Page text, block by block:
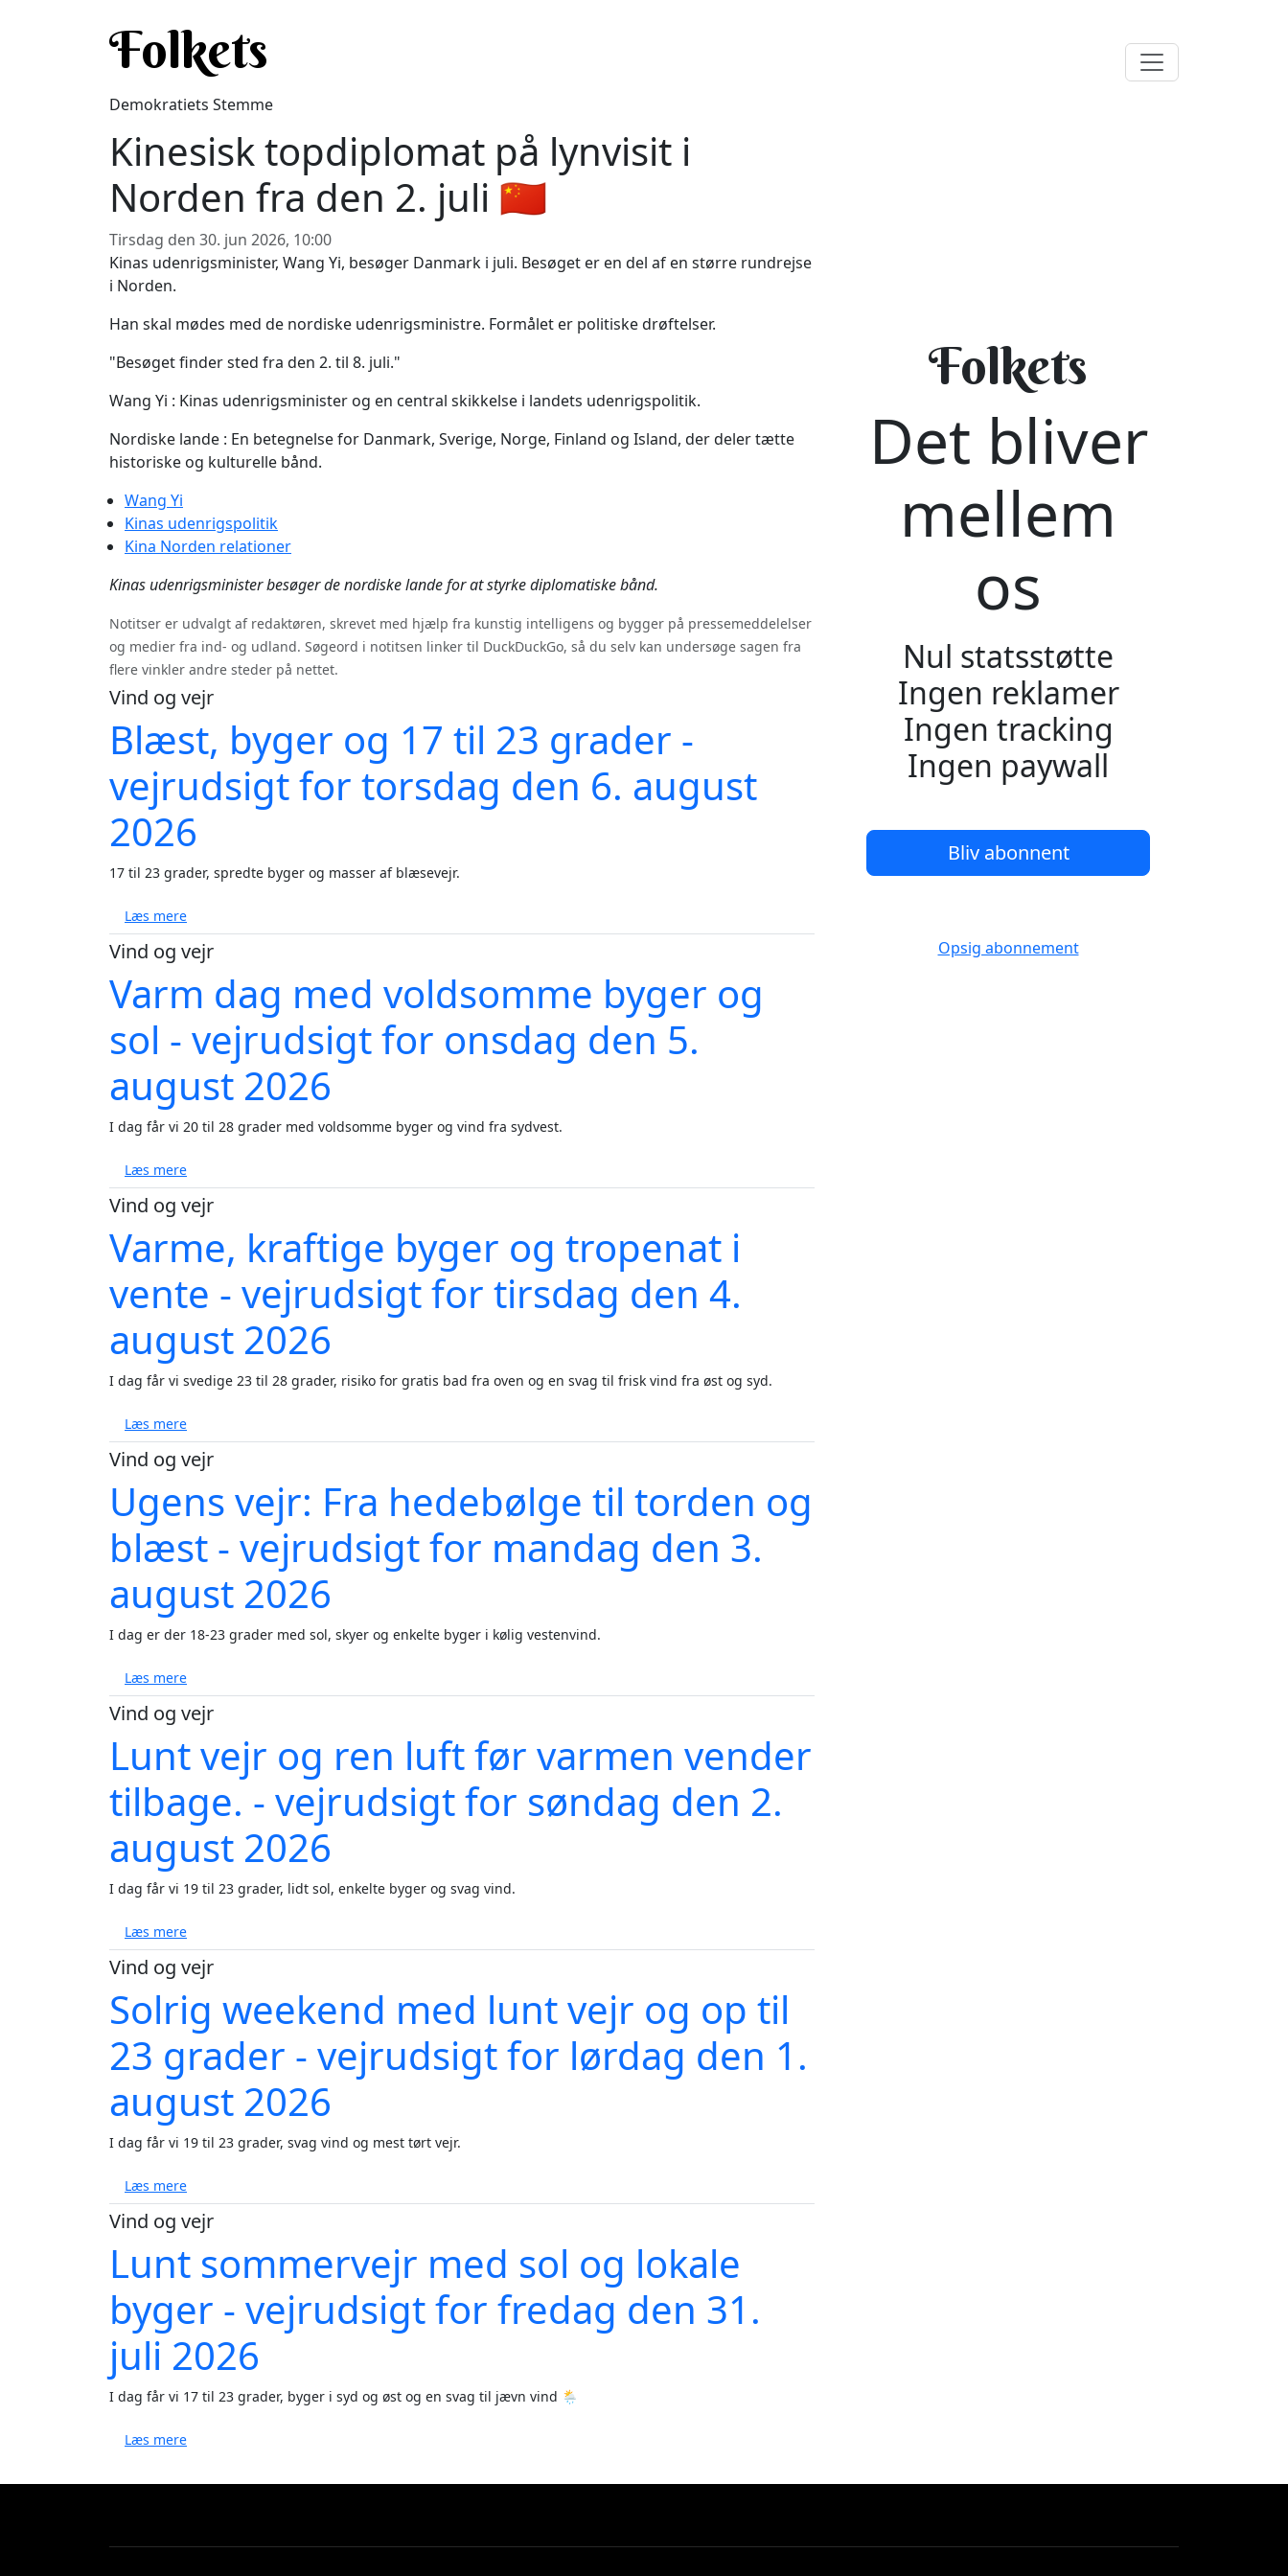
Folkets
Demokratiets Stemme
Kinesisk topdiplomat på lynvisit i
Norden fra den 2. juli 🇨🇳
Tirsdag den 30. jun 2026, 10:00
Kinas udenrigsminister, Wang Yi, besøger Danmark i juli. Besøget er en del af en større rundrejse
i Norden.
Han skal mødes med de nordiske udenrigsministre. Formålet er politiske drøftelser.
"Besøget finder sted fra den 2. til 8. juli."
Wang Yi : Kinas udenrigsminister og en central skikkelse i landets udenrigspolitik.
Nordiske lande : En betegnelse for Danmark, Sverige, Norge, Finland og Island, der deler tætte
historiske og kulturelle bånd.
Wang Yi
Kinas udenrigspolitik
Kina Norden relationer
Kinas udenrigsminister besøger de nordiske lande for at styrke diplomatiske bånd.
Notitser er udvalgt af redaktøren, skrevet med hjælp fra kunstig intelligens og bygger på pressemeddelelser
og medier fra ind- og udland. Søgeord i notitsen linker til DuckDuckGo, så du selv kan undersøge sagen fra
flere vinkler andre steder på nettet.
Vind og vejr
Blæst, byger og 17 til 23 grader -
vejrudsigt for torsdag den 6. august
2026
17 til 23 grader, spredte byger og masser af blæsevejr.
Læs mereom Blæst, byger og 17 til 23 grader - vejrudsigt for torsdag den 6. august 2026
Vind og vejr
Varm dag med voldsomme byger og
sol - vejrudsigt for onsdag den 5.
august 2026
I dag får vi 20 til 28 grader med voldsomme byger og vind fra sydvest.
Læs mereom Varm dag med voldsomme byger og sol - vejrudsigt for onsdag den 5. august 2026
Vind og vejr
Varme, kraftige byger og tropenat i
vente - vejrudsigt for tirsdag den 4.
august 2026
I dag får vi svedige 23 til 28 grader, risiko for gratis bad fra oven og en svag til frisk vind fra øst og syd.
Læs mereom Varme, kraftige byger og tropenat i vente - vejrudsigt for tirsdag den 4. august 2026
Vind og vejr
Ugens vejr: Fra hedebølge til torden og
blæst - vejrudsigt for mandag den 3.
august 2026
I dag er der 18-23 grader med sol, skyer og enkelte byger i kølig vestenvind.
Læs mereom Ugens vejr: Fra hedebølge til torden og blæst - vejrudsigt for mandag den 3. august 2026
Vind og vejr
Lunt vejr og ren luft før varmen vender
tilbage. - vejrudsigt for søndag den 2.
august 2026
I dag får vi 19 til 23 grader, lidt sol, enkelte byger og svag vind.
Læs mereom Lunt vejr og ren luft før varmen vender tilbage. - vejrudsigt for søndag den 2. august 2026
Vind og vejr
Solrig weekend med lunt vejr og op til
23 grader - vejrudsigt for lørdag den 1.
august 2026
I dag får vi 19 til 23 grader, svag vind og mest tørt vejr.
Læs mereom Solrig weekend med lunt vejr og op til 23 grader - vejrudsigt for lørdag den 1. august 2026
Vind og vejr
Lunt sommervejr med sol og lokale
byger - vejrudsigt for fredag den 31.
juli 2026
I dag får vi 17 til 23 grader, byger i syd og øst og en svag til jævn vind 🌦️
Læs mereom Lunt sommervejr med sol og lokale byger - vejrudsigt for fredag den 31. juli 2026
Folkets
Det bliver
mellem
os
Nul statsstøtte
Ingen reklamer
Ingen tracking
Ingen paywall
Bliv abonnent
Opsig abonnement